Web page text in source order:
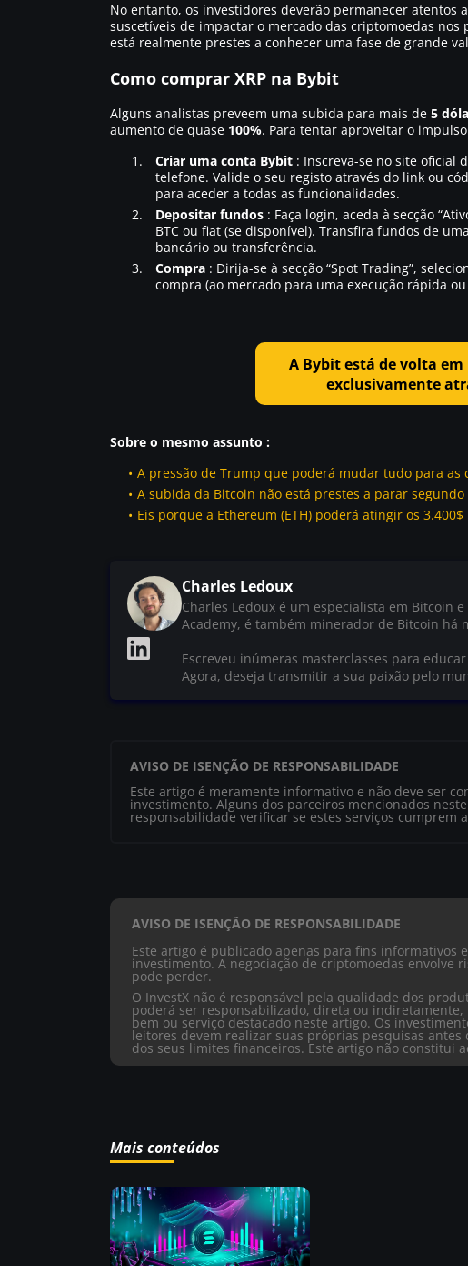
No entanto, os investidores deverão permanecer atentos
suscetíveis de impactar o mercado das criptomoedas nos
está realmente prestes a conhecer uma fase de grande
Como comprar XRP na Bybit
Alguns analistas preveem uma subida para mais de 5
aumento de quase 100%. Para tentar aproveitar o
Criar uma conta Bybit : Inscreva-se no site oficial
telefone. Valide o seu registo através do link ou
para aceder a todas as funcionalidades.
Depositar fundos : Faça login, aceda à secção
BTC ou fiat (se disponível). Transfira fundos de
bancário ou transferência.
Compra : Dirija-se à secção “Spot Trading”,
compra (ao mercado para uma execução rápida
A Bybit está de volta
exclusivamente
Sobre o mesmo assunto :
A pressão de Trump que poderá mudar tudo para as
A subida da Bitcoin não está prestes a parar
Eis porque a Ethereum (ETH) poderá atingir os
Charles Ledoux
Charles Ledoux é um especialista em Bitcoin
Academy, é também minerador de Bitcoin há
Escreveu inúmeras masterclasses para
Agora, deseja transmitir a sua paixão pelo
AVISO DE ISENÇÃO DE RESPONSABILIDADE
Este artigo é meramente informativo e não deve ser
investimento. Alguns dos parceiros mencionados
responsabilidade verificar se estes serviços cumprem
AVISO DE ISENÇÃO DE RESPONSABILIDADE
Este artigo é publicado apenas para fins informativos
investimento. A negociação de criptomoedas envolve
pode perder.
O InvestX não é responsável pela qualidade dos
poderá ser responsabilizado, direta ou
bem ou serviço destacado neste artigo. Os
leitores devem realizar suas próprias pesquisas
dos seus limites financeiros. Este artigo não constitui
Mais conteúdos